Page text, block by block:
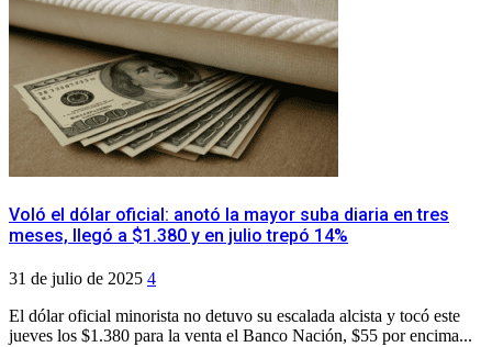
Voló el dólar oficial: anotó la mayor suba diaria en tres
meses, llegó a $1.380 y en julio trepó 14%
31 de julio de 2025 4
El dólar oficial minorista no detuvo su escalada alcista y tocó este
jueves los $1.380 para la venta el Banco Nación, $55 por encima...